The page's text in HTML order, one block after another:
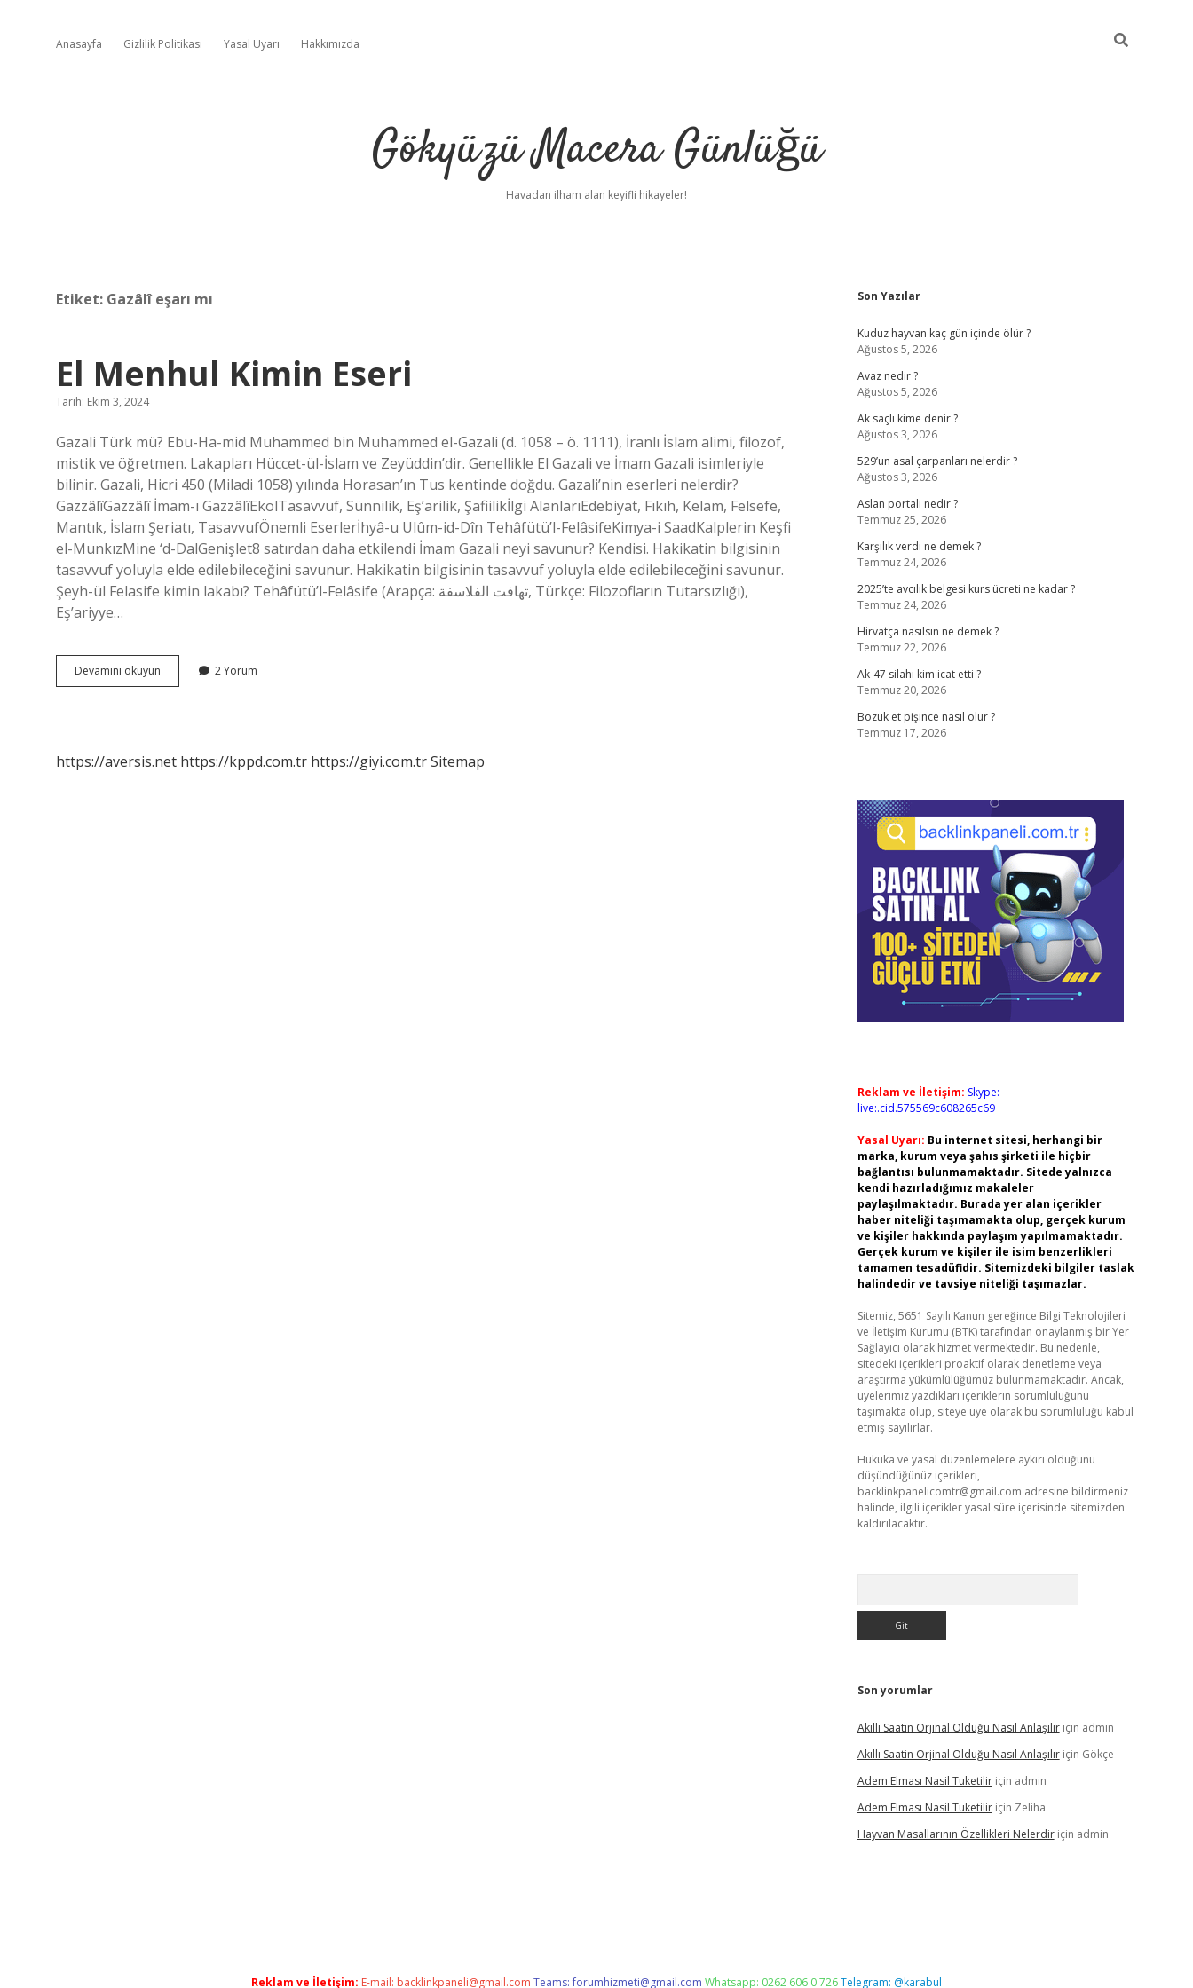
Anasayfa Gizlilik Politikası Yasal Uyarı Hakkımızda
Gökyüzü Macera Günlüğü
Havadan ilham alan keyifli hikayeler!
Etiket: Gazâlî eşarı mı
El Menhul Kimin Eseri
Tarih: Ekim 3, 2024
Gazali Türk mü? Ebu-Ha-mid Muhammed bin Muhammed el-Gazali (d. 1058 – ö. 1111), İranlı İslam alimi, filozof,
mistik ve öğretmen. Lakapları Hüccet-ül-İslam ve Zeyüddin’dir. Genellikle El Gazali ve İmam Gazali isimleriyle
bilinir. Gazali, Hicri 450 (Miladi 1058) yılında Horasan’ın Tus kentinde doğdu. Gazali’nin eserleri nelerdir?
GazzâlîGazzâlî İmam-ı GazzâlîEkolTasavvuf, Sünnilik, Eş’arilik, Şafiilikİlgi AlanlarıEdebiyat, Fıkıh, Kelam, Felsefe,
Mantık, İslam Şeriatı, TasavvufÖnemli Eserlerİhyâ-u Ulûm-id-Dîn Tehâfütü’l-FelâsifeKimya-i SaadKalplerin Keşfi
el-MunkızMine ‘d-DalGenişlet8 satırdan daha etkilendi İmam Gazali neyi savunur? Kendisi. Hakikatin bilgisinin
tasavvuf yoluyla elde edilebileceğini savunur. Hakikatin bilgisinin tasavvuf yoluyla elde edilebileceğini savunur.
Şeyh-ül Felasife kimin lakabı? Tehâfütü’l-Felâsife (Arapça: تهافت الفلاسفة, Türkçe: Filozofların Tutarsızlığı),
Eş’ariyye…
Devamını okuyun
Menhul
2 Yorum
https://aversis.net https://kppd.com.tr https://giyi.com.trSitemap
Sidebar
Son Yazılar
Kuduz hayvan kaç gün içinde ölür ?
Ağustos 5, 2026
Avaz nedir ?
Ağustos 5, 2026
Ak saçlı kime denir ?
Ağustos 3, 2026
529’un asal çarpanları nelerdir ?
Ağustos 3, 2026
Aslan portali nedir ?
Temmuz 25, 2026
Karşılık verdi ne demek ?
Temmuz 24, 2026
2025’te avcılık belgesi kurs ücreti ne kadar ?
Temmuz 24, 2026
Hirvatça nasılsın ne demek ?
Temmuz 22, 2026
Ak-47 silahı kim icat etti ?
Temmuz 20, 2026
Bozuk et pişince nasıl olur ?
Temmuz 17, 2026
Reklam ve İletişim: Skype:
live:.cid.575569c608265c69
Yasal Uyarı: Bu internet sitesi, herhangi bir
marka, kurum veya şahıs şirketi ile hiçbir
bağlantısı bulunmamaktadır. Sitede yalnızca
kendi hazırladığımız makaleler
paylaşılmaktadır. Burada yer alan içerikler
haber niteliği taşımamakta olup, gerçek kurum
ve kişiler hakkında paylaşım yapılmamaktadır.
Gerçek kurum ve kişiler ile isim benzerlikleri
tamamen tesadüfidir. Sitemizdeki bilgiler taslak
halindedir ve tavsiye niteliği taşımazlar.
Sitemiz, 5651 Sayılı Kanun gereğince Bilgi Teknolojileri
ve İletişim Kurumu (BTK) tarafından onaylanmış bir Yer
Sağlayıcı olarak hizmet vermektedir. Bu nedenle,
sitedeki içerikleri proaktif olarak denetleme veya
araştırma yükümlülüğümüz bulunmamaktadır. Ancak,
üyelerimiz yazdıkları içeriklerin sorumluluğunu
taşımakta olup, siteye üye olarak bu sorumluluğu kabul
etmiş sayılırlar.
Hukuka ve yasal düzenlemelere aykırı olduğunu
düşündüğünüz içerikleri,
backlinkpanelicomtr@gmail.com adresine bildirmeniz
halinde, ilgili içerikler yasal süre içerisinde sitemizden
kaldırılacaktır.
Son yorumlar
Akıllı Saatin Orjinal Olduğu Nasıl Anlaşılıriçin admin
Akıllı Saatin Orjinal Olduğu Nasıl Anlaşılıriçin Gökçe
Adem Elması Nasil Tuketiliriçin admin
Adem Elması Nasil Tuketiliriçin Zeliha
Hayvan Masallarının Özellikleri Nelerdiriçin admin
Reklam ve İletişim: E-mail: backlinkpaneli@gmail.com Teams:forumhizmeti@gmail.com Whatsapp: 0262 606 0 726Telegram: @karabul